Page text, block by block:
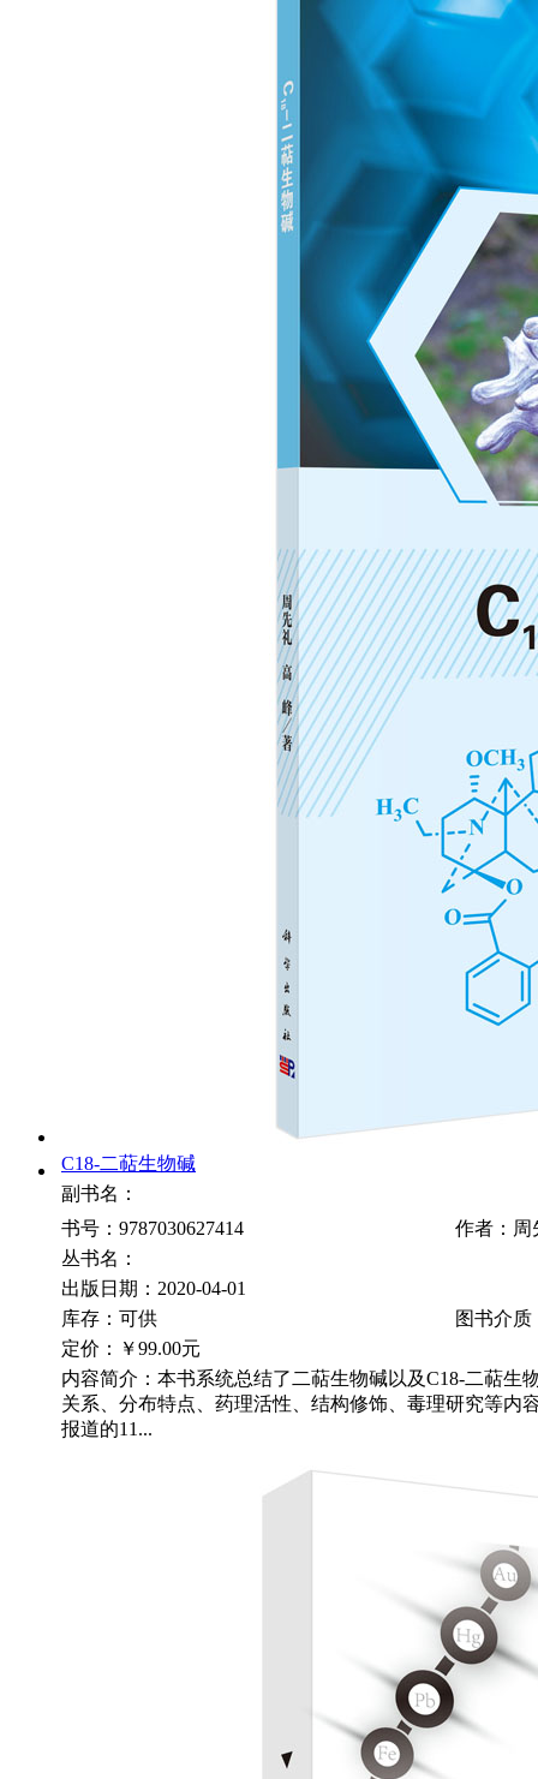
C18-二萜生物碱
副书名：
书号：9787030627414
作者：周
丛书名：
出版日期：2020-04-01
库存：可供
图书介质
定价：
￥99.00元
内容简介：本书系统总结了二萜生物碱以及C18-二萜生
关系、分布特点、药理活性、结构修饰、毒理研究等内
报道的11...